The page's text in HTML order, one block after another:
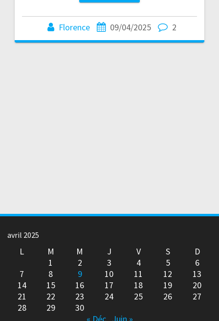
Florence 09/04/2025 2
avril 2025
L M M J V S
D
1
2 3 4 5
6
7
8 9 10 11 12
13
14
15 16 17 18 19
20
21
22 23 24 25 26
27
28
29
30